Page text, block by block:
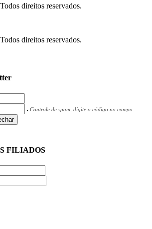
direitos reservados.
direitos reservados.
Controle de spam, digite o código no campo.
FILIADOS